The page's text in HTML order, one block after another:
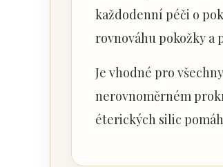
každodenní péči o
rovnováhu pokožky a
Je vhodné pro
nerovnoměrném
éterických silic